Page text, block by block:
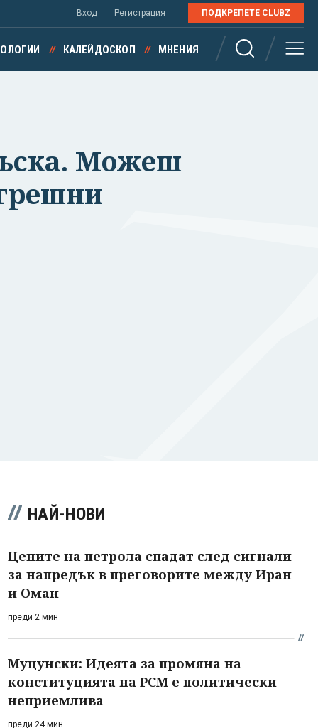
Вход Регистрация ПОДКРЕПЕТЕ CLUBZ
КАЛЕЙДОСКОП МНЕНИЯ
Можеш
НАЙ-НОВИ
Цените на петрола спадат след сигнали
за напредък в преговорите между Иран
и Оман
преди 2 мин
Муцунски: Идеята за промяна на
конституцията на РСМ е политически
неприемлива
преди 24 мин